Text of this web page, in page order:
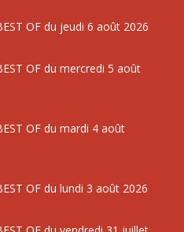
OF du jeudi 6 août 2026
OF du mercredi 5 août
OF du mardi 4 août
OF du lundi 3 août 2026